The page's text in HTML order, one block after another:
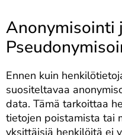
Anonymisointi
Ennen kuin
suositeltavaa
data. Tämä tarkoittaa
tietojen poistamista tai
yksittäisiä henkilöitä ei